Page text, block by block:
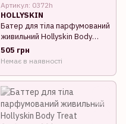
Артикул: 0372h
HOLLYSKIN
Батер для тіла парфумований
живильний Hollyskin Body
Treat Silk 200 г
505 грн
Немає в наявності